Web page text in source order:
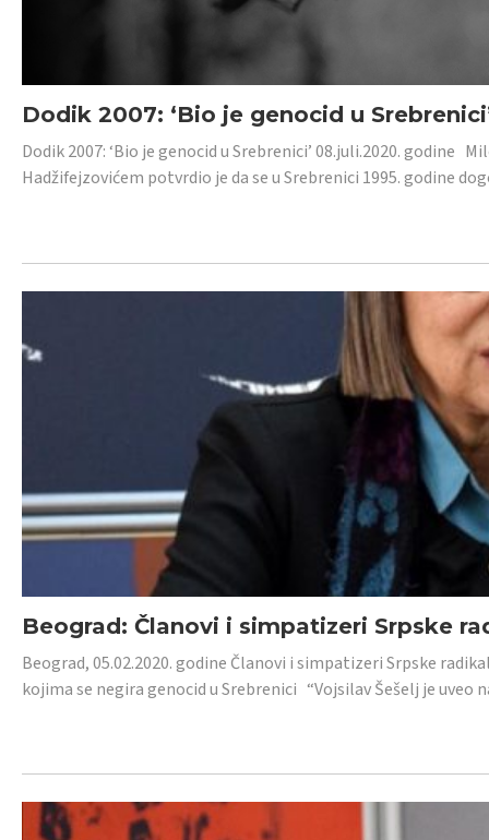
Dodik 2007: ‘Bio je genocid u
Dodik 2007: ‘Bio je genocid u Srebrenici’ 08.juli.2020. godine
Hadžifejzovićem potvrdio je da se u Srebrenici 1995. godine
Beograd: Članovi i simpatizeri Srpske
Beograd, 05.02.2020. godine Članovi i simpatizeri Srpske
kojima se negira genocid u Srebrenici “Vojsilav Šešelj je uveo